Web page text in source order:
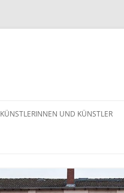
KÜNSTLERINNEN UND KÜNSTLER